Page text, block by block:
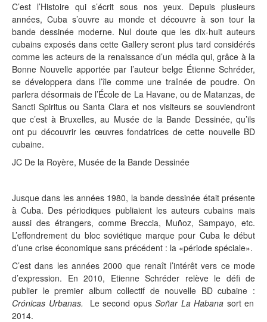
C’est l’Histoire qui s’écrit sous nos yeux. Depuis plusieurs
années, Cuba s’ouvre au monde et découvre à son tour la
bande dessinée moderne. Nul doute que les dix-huit auteurs
cubains exposés dans cette Gallery seront plus tard considérés
comme les acteurs de la renaissance d’un média qui, grâce à la
Bonne Nouvelle apportée par l’auteur belge Étienne Schréder,
se développera dans l’île comme une traînée de poudre. On
parlera désormais de l’École de La Havane, ou de Matanzas, de
Sancti Spiritus ou Santa Clara et nos visiteurs se souviendront
que c’est à Bruxelles, au Musée de la Bande Dessinée, qu’ils
ont pu découvrir les œuvres fondatrices de cette nouvelle BD
cubaine.
JC De la Royère, Musée de la Bande Dessinée
Jusque dans les années 1980, la bande dessinée était présente
à Cuba. Des périodiques publiaient les auteurs cubains mais
aussi des étrangers, comme Breccia, Muñoz, Sampayo, etc.
L’effondrement du bloc soviétique marque pour Cuba le début
d’une crise économique sans précédent : la «période spéciale».
C’est dans les années 2000 que renaît l’intérêt vers ce mode
d’expression. En 2010, Etienne Schréder relève le défi de
publier le premier album collectif de nouvelle BD cubaine :
Crónicas Urbanas.
Le second opusSoñar La Habana sort en
2014.